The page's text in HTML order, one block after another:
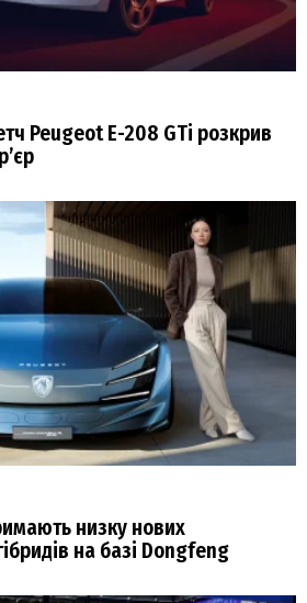
Peugeot E-208 GTi розкрив
низку нових
на базі Dongfeng